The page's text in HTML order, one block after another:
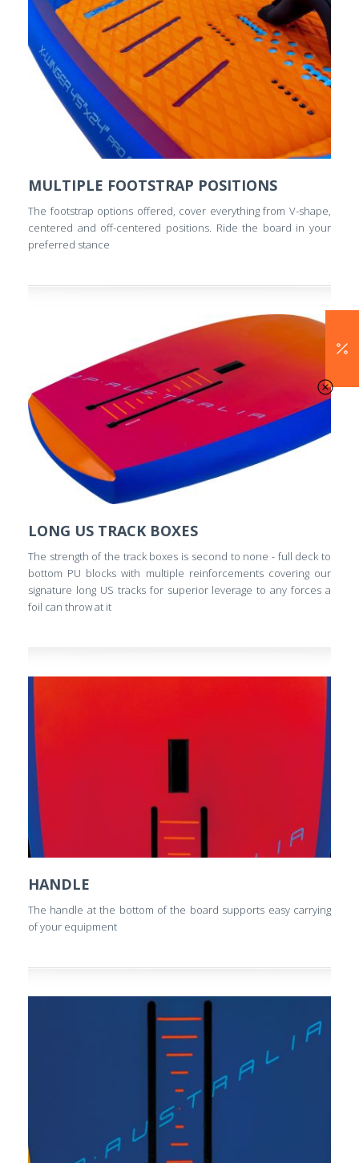
MULTIPLE FOOTSTRAP POSITIONS
The footstrap options offered, cover everything from V-shape,
centered and off-centered positions. Ride the board in your
preferred stance
LONG US TRACK BOXES
The strength of the track boxes is second to none - full deck to
bottom PU blocks with multiple reinforcements covering our
signature long US tracks for superior leverage to any forces a
foil can throw at it
HANDLE
The handle at the bottom of the board supports easy carrying
of your equipment